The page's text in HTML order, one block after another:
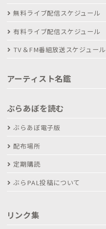
無料ライブ配信スケジュール
有料ライブ配信スケジュール
TV＆FM番組放送スケジュール
アーティスト名鑑
ぶらあぼを読む
ぶらあぼ電子版
配布場所
定期購読
ぶらPAL投稿について
リンク集